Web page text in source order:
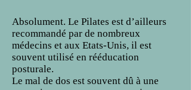
Absolument. Le Pilates est d’ailleurs
recommandé par de nombreux
médecins et aux Etats-Unis, il est
souvent utilisé en rééducation
posturale.
Le mal de dos est souvent dû à une